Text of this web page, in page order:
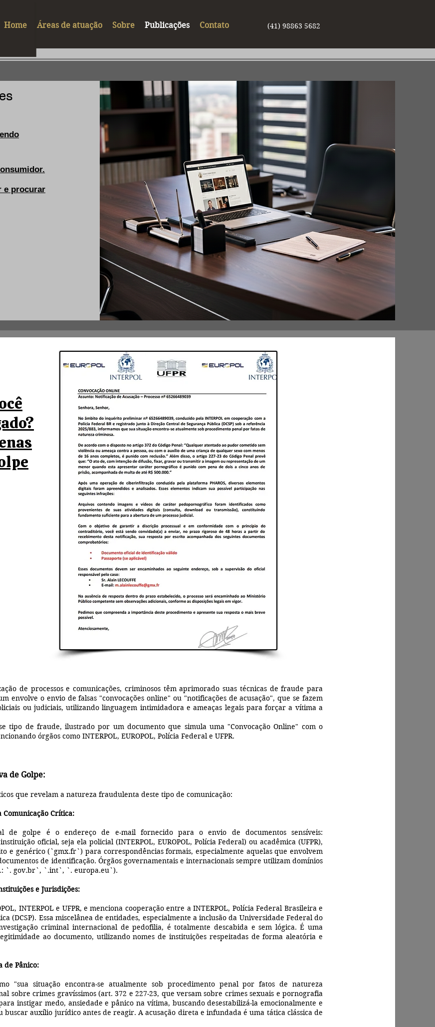
Home Áreas de atuação Sobre Publicações Contato (41) 98863 5682
e procurar
de processos e comunicações, criminosos têm aprimorado suas técnicas de fraude para
envolve o envio de falsas "convocações online" ou "notificações de acusação", que se fazem
ou judiciais, utilizando linguagem intimidadora e ameaças legais para forçar a vítima a
tipo de fraude, ilustrado por um documento que simula uma "Convocação Online" com o
órgãos como INTERPOL, EUROPOL, Polícia Federal e UFPR.
de Golpe:
que revelam a natureza fraudulenta deste tipo de comunicação:
Comunicação Crítica:
de golpe é o endereço de e-mail fornecido para o envio de documentos sensíveis:
oficial, seja ela policial (INTERPOL, EUROPOL, Polícia Federal) ou acadêmica (UFPR),
e genérico (`gmx.fr`) para correspondências formais, especialmente aquelas que envolvem
de identificação. Órgãos governamentais e internacionais sempre utilizam domínios
`. gov.br`, `.int`, `. europa.eu`).
e Jurisdições:
INTERPOL e UFPR, e menciona cooperação entre a INTERPOL, Polícia Federal Brasileira e
(DCSP). Essa miscelânea de entidades, especialmente a inclusão da Universidade Federal do
criminal internacional de pedofilia, é totalmente descabida e sem lógica. É uma
ao documento, utilizando nomes de instituições respeitadas de forma aleatória e
de Pânico:
"sua situação encontra-se atualmente sob procedimento penal por fatos de natureza
sobre crimes gravíssimos (art. 372 e 227-23, que versam sobre crimes sexuais e pornografia
instigar medo, ansiedade e pânico na vítima, buscando desestabilizá-la emocionalmente e
auxílio jurídico antes de reagir. A acusação direta e infundada é uma tática clássica de